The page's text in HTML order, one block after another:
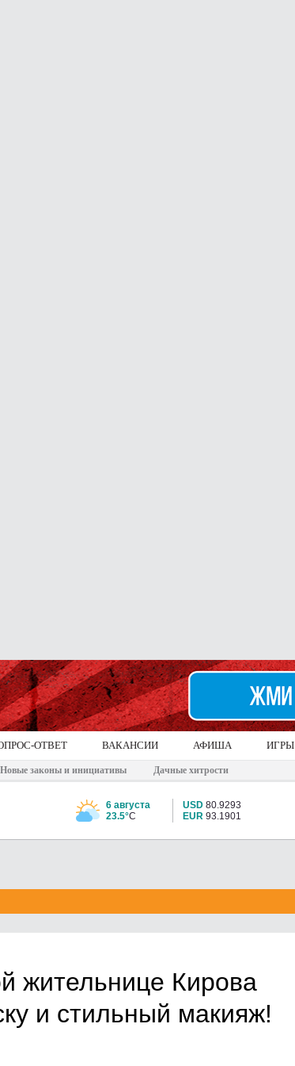
ОТВЕТ ВАКАНСИИ АФИША ИГРЫ
Новые законы и инициативы Дачные хитрости
6 августа
23.5°C
USD 80.9293
EUR 93.1901
жительнице Кирова
и стильный макияж!